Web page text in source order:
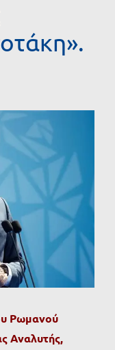
Ρωμανού
Αναλυτής,